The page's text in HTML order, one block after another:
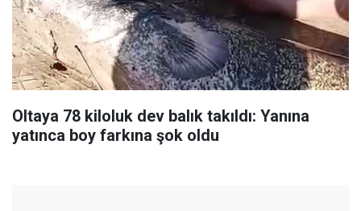
Oltaya 78 kiloluk dev balık takıldı: Yanına
yatınca boy farkına şok oldu